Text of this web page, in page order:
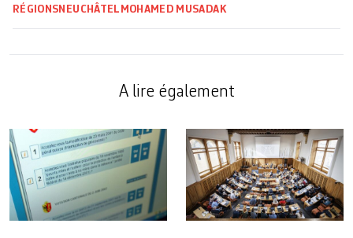
RÉGIONS NEUCHÂTEL MOHAMED MUSADAK
A lire également